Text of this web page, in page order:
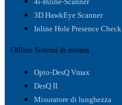
3D HawkEye Scanner
Inline Hole Presence Check
Offline Sistemi di misura
Opto-DesQ Vmax
DesQ II
Misuratore di lunghezza